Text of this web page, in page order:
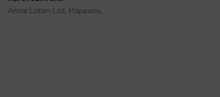
Anna Lotan Ltd, Израиль.